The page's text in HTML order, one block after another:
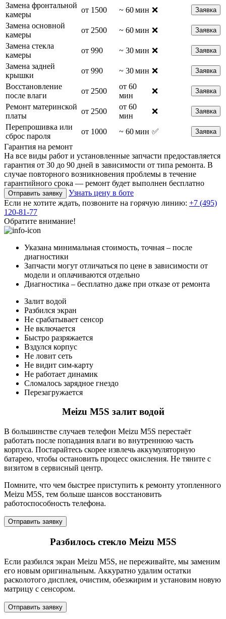
Замена фронтальной
камеры
от 1500 ~ 60 мин ❌ Заявка
Замена основной
камеры
от 2500 ~ 60 мин ❌ Заявка
Замена стекла
камеры
от 990 ~ 30 мин ❌ Заявка
Замена задней
крышки
от 990 ~ 30 мин ❌ Заявка
Восстановление
после влаги
от 2500
от 60
мин
❌ Заявка
Ремонт материнской
платы
от 2500
от 60
мин
❌ Заявка
Перепрошивка или
сброс пароля
от 1000 ~ 60 мин ✅ Заявка
Гарантия на ремонт
На все виды работ и установленные запчасти предоставляется
гарантия от 30 до 90 дней в зависимости от типа ремонта. В
случае повторного возникновения проблемы в течение
гарантийного срока — ремонт будет выполнен бесплатно
Отправить заявку
Узнать цену в боте
Если не хотите ждать, позвоните на горячую линию: +7 (495)
120-81-77
Обратите внимание!
Указана минимальная стоимость, точная – после
диагностики
Запчасти могут отличаться по цене в зависимости от
модели и оплачиваются отдельно
Диагностика – бесплатно даже при отказе от ремонта
Залит водой
Разбился экран
Не срабатывает сенсор
Не включается
Быстро разряжается
Вздулся корпус
Не ловит сеть
Не видит сим-карту
Не работает динамик
Сломалось зарядное гнездо
Перезагружается
Meizu M5S залит водой
В большинстве случаев телефон Meizu M5S перестаёт
работать после попадания влаги во внутреннюю часть
корпуса. Постарайтесь скорее извлечь аккумуляторную
батарею, чтобы остановить процесс окисления. Не тяните с
визитом в сервисный центр.
Помните, что чем быстрее приступить к ремонту утопленного
Meizu M5S, тем больше шансов восстановить
работоспособность телефона.
Отправить заявку
Разбилось стекло Meizu M5S
Если разбился экран Meizu M5S, не переживайте, мы заменим
его новым оригинальным. Аккуратно удалим остатки
расколотого дисплея, очистим, обезжирим и установим новую
матрицу с сенсором.
Отправить заявку